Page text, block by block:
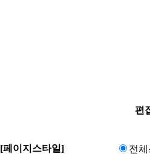
편
[페이지스타일] 전